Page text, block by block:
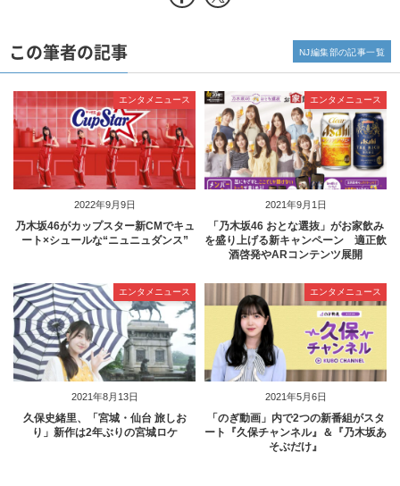
この筆者の記事
2022年9月9日
エンタメニュース
乃木坂46がカップスター新CMでキュ
ート×シュールな“ニュニュダンス”
2021年9月1日
エンタメニュース
「乃木坂46 おとな選抜」がお家飲み
を盛り上げる新キャンペーン 適正飲
酒啓発やARコンテンツ展開
2021年8月13日
エンタメニュース
久保史緒里、「宮城・仙台 旅しお
り」新作は2年ぶりの宮城ロケ
2021年5月6日
エンタメニュース
「のぎ動画」内で2つの新番組がスタ
ート『久保チャンネル』＆『乃木坂あ
そぶだけ』
NJ編集部の記事一覧